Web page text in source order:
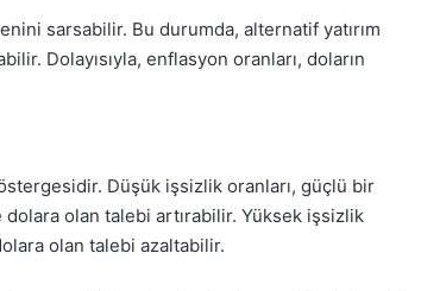
sarsabilir. Bu durumda, alternatif yatırım
Dolayısıyla, enflasyon oranları, doların
Düşük işsizlik oranları, güçlü bir
olan talebi artırabilir. Yüksek işsizlik
olan talebi azaltabilir.